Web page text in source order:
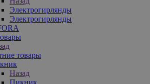
Электрогирлянды
Электрогирлянды
товары
Назад
Пикник